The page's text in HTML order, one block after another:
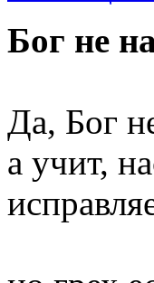
Бог не
Да, Бог
а учит,